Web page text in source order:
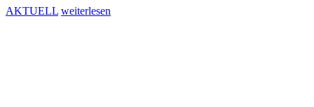
AKTUELL weiterlesen